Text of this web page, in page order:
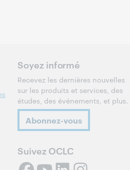
Soyez informé
Recevez les dernières nouvelles
sur les produits et services, des
études, des événements, et plus.
Abonnez-vous
Suivez OCLC